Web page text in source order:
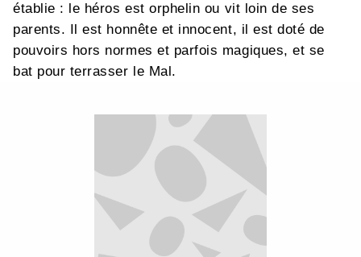
établie : le héros est orphelin ou vit loin de ses
parents. Il est honnête et innocent, il est doté de
pouvoirs hors normes et parfois magiques, et se
bat pour terrasser le Mal.